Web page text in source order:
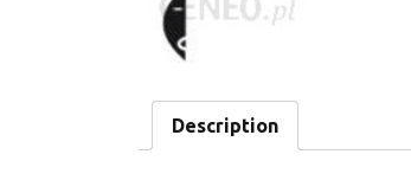
Description